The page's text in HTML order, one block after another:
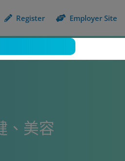
Register Employer Site
、美容